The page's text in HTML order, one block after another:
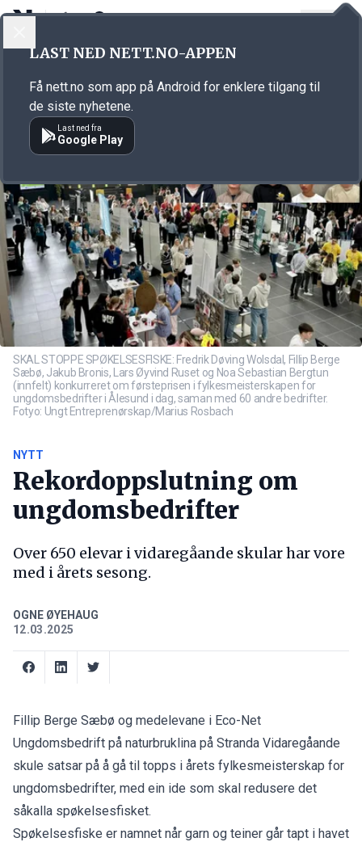
Annonsørinnhold
SKAL STOPPE SPØKELSESFISKE: Fredrik Døving Wolsdal, Fillip Berge
Sæbø, Jakub Bronis, Lars Øyvind Ruset og Noa Sebastian Bergtun
(innfelt) konkurreret om førsteprisen i fylkesmeisterskapen for
ungdomsbedrifter i Ålesund i dag, saman med 60 andre bedrifter.
Fotyo: Ungt Entreprenørskap/Marius Rosbach
NYTT
Rekordoppslutning om
ungdomsbedrifter
Over 650 elevar i vidaregåande skular har vore
med i årets sesong.
OGNE ØYEHAUG
12.03.2025
Fillip Berge Sæbø og medelevane i Eco-Net
Ungdomsbedrift på naturbruklina på Stranda Vidaregåande
skule satsar på å gå til topps i årets fylkesmeisterskap for
ungdomsbedrifter, med ein ide som skal redusere det
såkalla spøkelsesfisket.
Spøkelsesfiske er namnet når garn og teiner går tapt i havet
LAST NED NETT.NO-APPEN
Få nett.no som app på Android for enklere tilgang til
de siste nyhetene.
Last ned fra
Google Play